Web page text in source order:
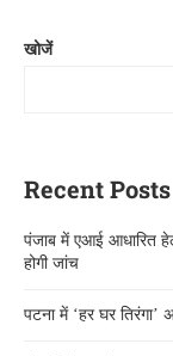
खोजें
Recent Posts
पंजाब में एआई आधारित
होगी जांच
पटना में ‘हर घर तिरंगा’